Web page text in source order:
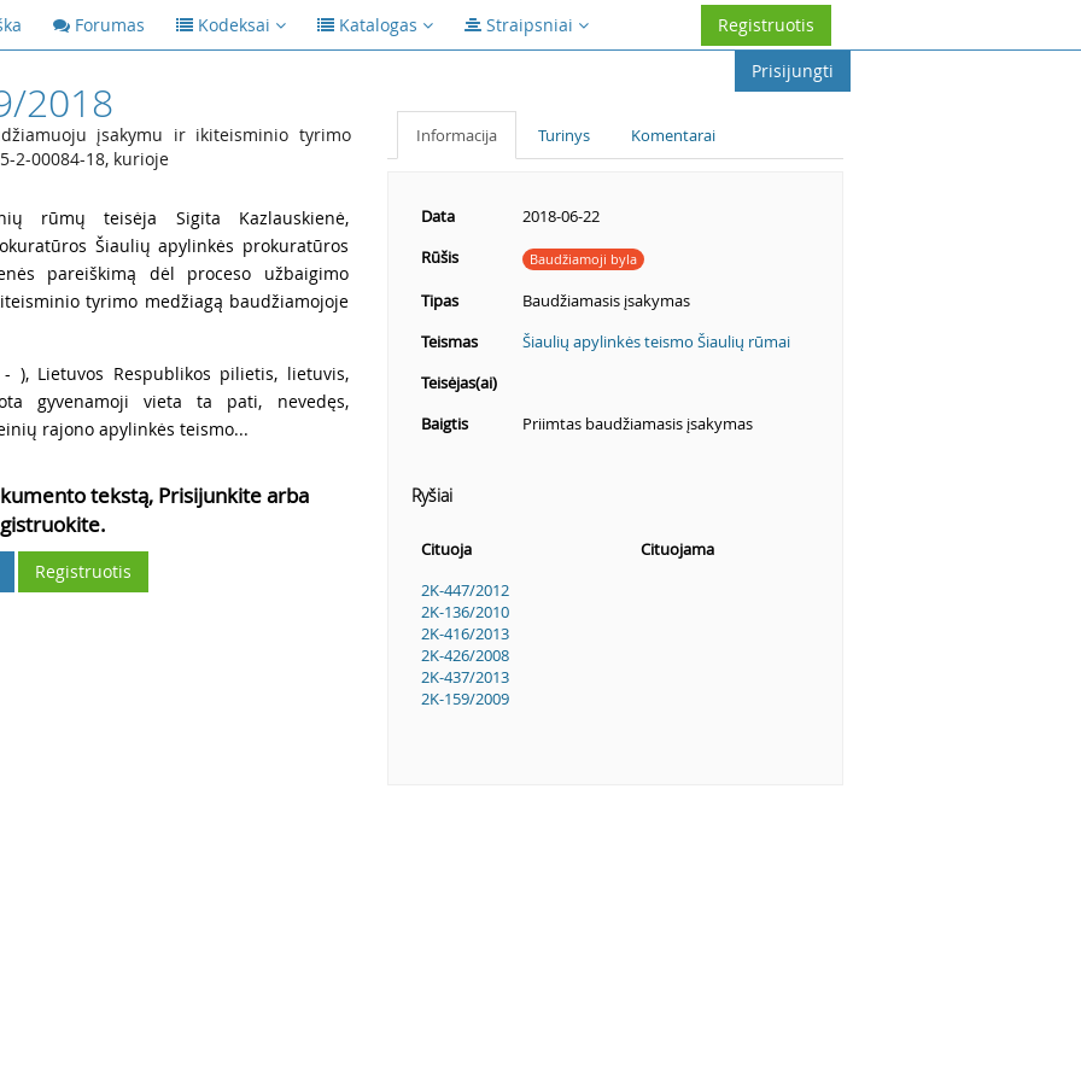
Forumas Kodeksai Katalogas Straipsniai
Registruotis
Prisijungti
2018
įsakymu ir ikiteisminio tyrimo
2-00084-18, kurioje
rūmų teisėja Sigita Kazlauskienė,
Šiaulių apylinkės prokuratūros
pareiškimą dėl proceso užbaigimo
tyrimo medžiagą baudžiamojoje
), Lietuvos Respublikos pilietis, lietuvis,
gyvenamoji vieta ta pati, nevedęs,
rajono apylinkės teismo...
tekstą, Prisijunkite arba
Registruotis
Informacija Turinys Komentarai
Data
2018-06-22
Rūšis
Baudžiamoji byla
Tipas
Baudžiamasis įsakymas
Teismas
Šiaulių apylinkės teismo Šiaulių rūmai
Teisėjas(ai)
Baigtis
Priimtas baudžiamasis įsakymas
Ryšiai
Cituoja
Cituojama
2K-447/2012
2K-136/2010
2K-416/2013
2K-426/2008
2K-437/2013
2K-159/2009